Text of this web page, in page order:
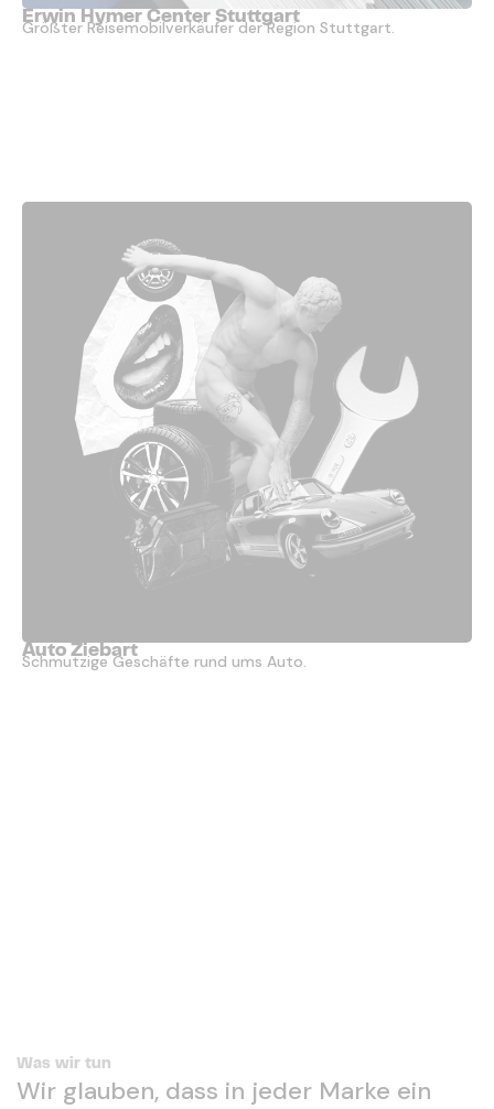
Erwin Hymer Center Stuttgart
Größter Reisemobilverkäufer der Region Stuttgart.
Auto Ziebart
Schmutzige Geschäfte rund ums Auto.
Was wir tun
Wir glauben, dass in jeder Marke ein